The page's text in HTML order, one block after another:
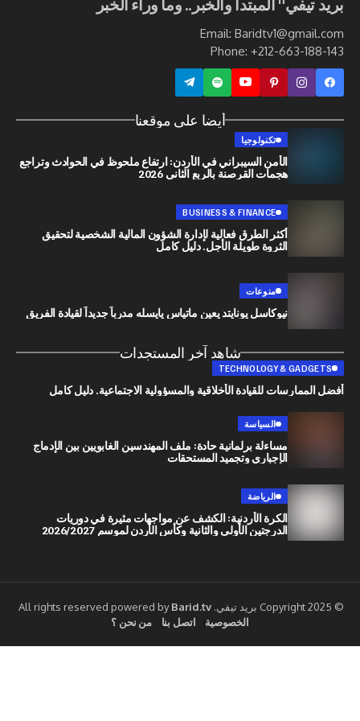
Email:
Phone: +212-
أيضا على موقعنا
الأمن السيبراني في الأردن: ارتفاع ملحوظ في الحوادث وتراجع
هجمات القرصنة بالربع الثاني 2026
BUSINESS & FINANCE
أكثر الطرق فعالية لإدارة الشؤون المالية الشخصية لتحقيق
الثروة طويلة الأجل. دليل كامل
نيوكاسل يونايتد يعين ماتياس يايسله مدرباً جديداً لقيادة الفريق
شاهد آخر المستجدات
TECHNOLOGY &
للقيادة الأخلاقية والمسؤولية الاجتماعية. دليل كامل
مساءلة برلمانية حادة: ملف المهندسين الغابويين بين الإدماج
الإجباري وتجميد المستحقات
الكرة الأردنية: الكشف عن مواجهات مثيرة في دوريات
الدرجتين الأولى والثانية وكأس الأردن لموسم 2026/2027
Barid.tv
اتصل بنا من نحن ؟